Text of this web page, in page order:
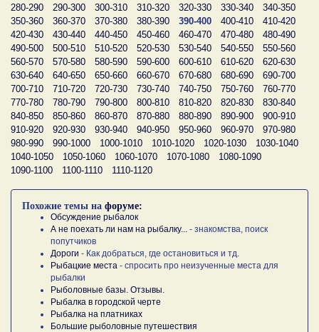
280-290
290-300 300-310 310-320 320-330 330-340
340-350
350-360
360-370 370-380 380-390 390-400 400-410
410-420
420-430
430-440 440-450 450-460 460-470 470-480
480-490
490-500
500-510 510-520 520-530 530-540 540-550
550-560
560-570
570-580 580-590 590-600 600-610 610-620
620-630
630-640
640-650 650-660 660-670 670-680 680-690
690-700
700-710
710-720 720-730 730-740 740-750 750-760
760-770
770-780
780-790 790-800 800-810 810-820 820-830
830-840
840-850
850-860 860-870 870-880 880-890 890-900
900-910
910-920
920-930 930-940 940-950 950-960 960-970
970-980
980-990
990-1000 1000-1010 1010-1020 1020-1030
1030-1040
1040-1050
1050-1060 1060-1070 1070-1080
1080-1090
1090-1100
1100-1110 1110-1120
Похожие темы на форуме:
Обсуждение рыбалок
А не поехать ли нам на рыбалку...
- знакомства, поиск
попутчиков
Дороги - Как добраться, где остановиться и тд.
Рыбацкие места - спросить про неизученные места для
рыбалки
Рыболовные базы. Отзывы.
Рыбалка в городской черте
Рыбалка на платниках
Большие рыболовные путешествия